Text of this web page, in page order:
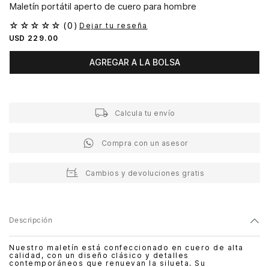
Maletín portátil aperto de cuero para hombre
☆ ☆ ☆ ☆ ☆ (0 ) Dejar tu reseña
USD 229. 00
AGREGAR A LA BOLSA
Calcula tu envío
Compra con un asesor
Cambios y devoluciones gratis
Descripción
Nuestro maletín está confeccionado en cuero de alta
calidad, con un diseño clásico y detalles
contemporáneos que renuevan la silueta. Su